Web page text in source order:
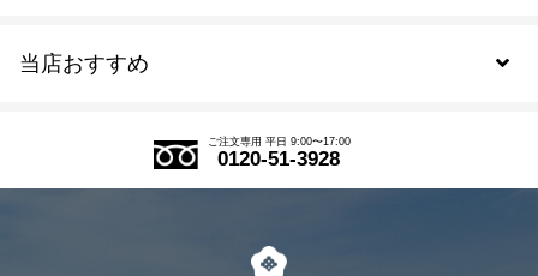
当店おすすめ
式部の香りシリーズ
会員規約について
ご注文専用 平日 9:00〜17:00
0120-51-3928